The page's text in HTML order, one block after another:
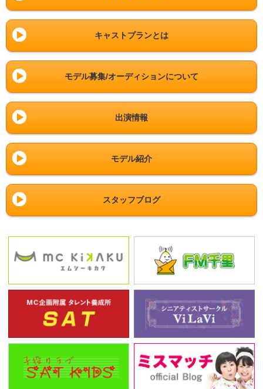
キャストプランとは
モデル募集/オーディションについて
出演情報
モデル紹介
スタッフブログ